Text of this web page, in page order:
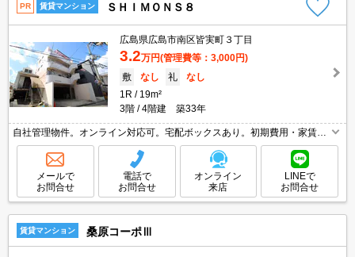
PR 賃貸マンション ＳＨＩＭＯＮＳ８
広島県広島市南区皆実町３丁目
3.2万円(管理費等：3,000円)
敷
なし 礼
なし
1R
19m²
3階
4階建 築33年
自社管理物件。オンライン対応可。宅配ボックスあり。初期費用・家賃カ
ード払い可。引越指定業者あり。駐車場は敷地内。敷金・礼金なし。駐車
場(大型バイク)3,000円/月。
メールで
お問合せ
電話で
お問合せ
オンライン
来店
LINEで
お問合せ
賃貸マンション 桑原コーポⅢ